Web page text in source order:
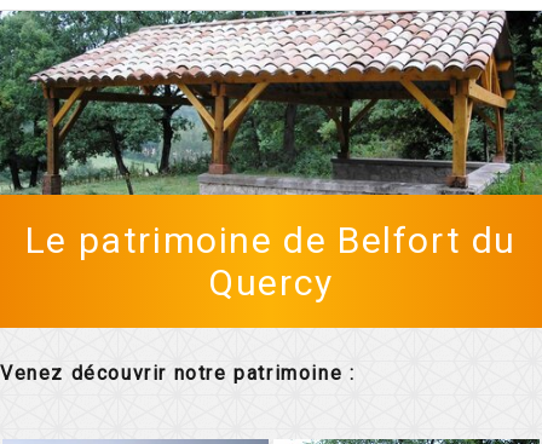
Le patrimoine de Belfort du
Quercy
Venez découvrir notre patrimoine :